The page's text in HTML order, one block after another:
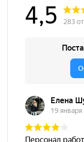
Матрас HONEY Joy
менеджера по
действительны
могут отличаться